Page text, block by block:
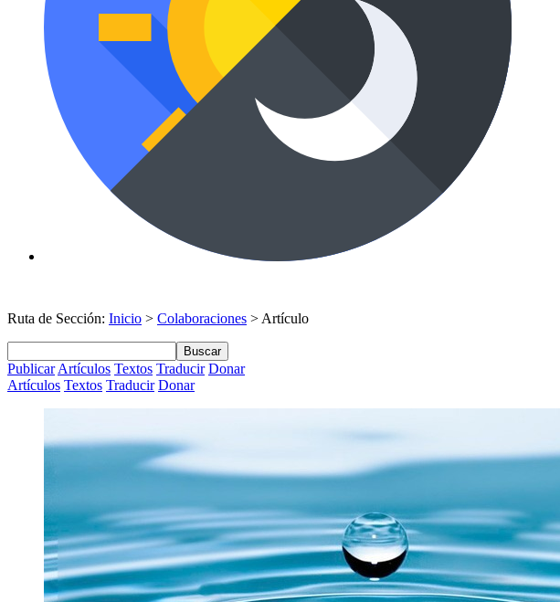
Ruta de Sección: Inicio > Colaboraciones > Artículo
Buscar
Publicar Artículos Textos Traducir Donar
Artículos Textos Traducir Donar